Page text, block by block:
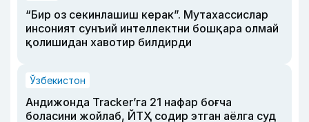
“Бир оз секинлашиш керак”. Мутахассислар
инсоният сунъий интеллектни бошқара олмай
қолишидан хавотир билдирди
Ўзбекистон
Андижонда Tracker’га 21 нафар боғча
боласини жойлаб, ЙТҲ содир этган аёлга суд